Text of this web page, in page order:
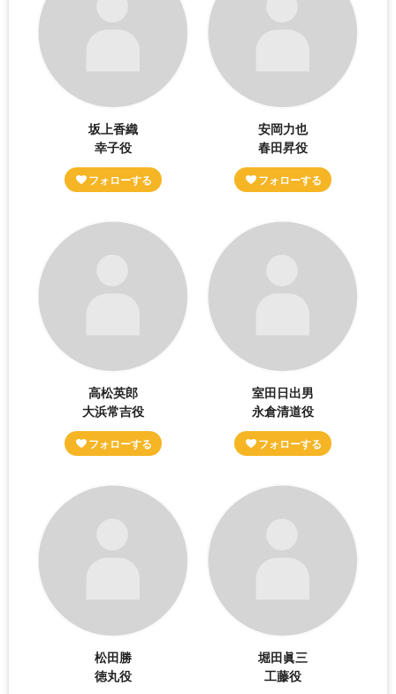
坂上香織
幸子役
安岡力也
春田昇役
高松英郎
大浜常吉役
室田日出男
永倉清道役
松田勝
徳丸役
堀田眞三
工藤役